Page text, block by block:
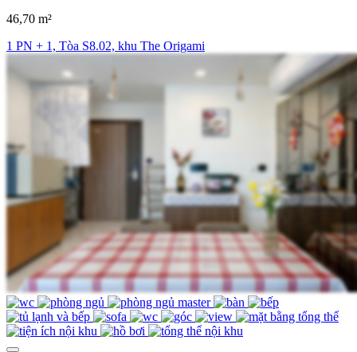
46,70 m²
1 PN + 1, Tòa S8.02, khu The Origami